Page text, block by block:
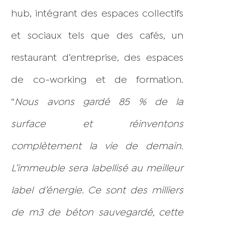
hub, intégrant des espaces collectifs
et sociaux tels que des cafés, un
restaurant d’entreprise, des espaces
de co-working et de formation.
“Nous avons gardé 85 % de la
surface et réinventons
complètement la vie de demain.
L’immeuble sera labellisé au meilleur
label d’énergie. Ce sont des milliers
de m3 de béton sauvegardé, cette